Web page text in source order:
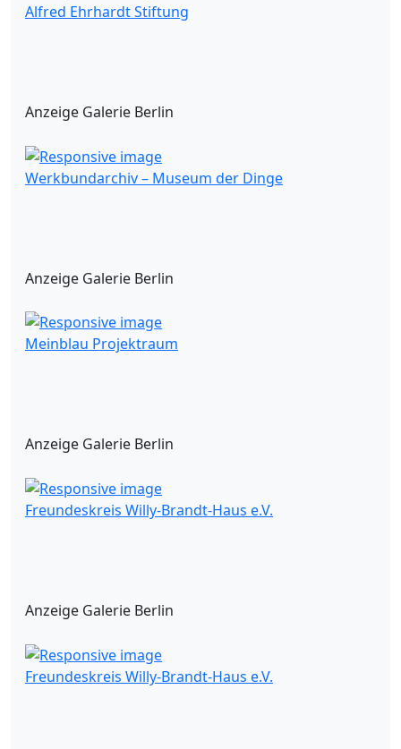
Alfred Ehrhardt Stiftung
Anzeige Galerie Berlin
Werkbundarchiv – Museum der Dinge
Anzeige Galerie Berlin
Meinblau Projektraum
Anzeige Galerie Berlin
Freundeskreis Willy-Brandt-Haus e.V.
Anzeige Galerie Berlin
Freundeskreis Willy-Brandt-Haus e.V.